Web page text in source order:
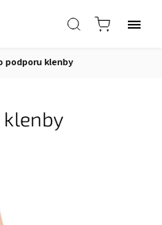
podporu klenby
klenby